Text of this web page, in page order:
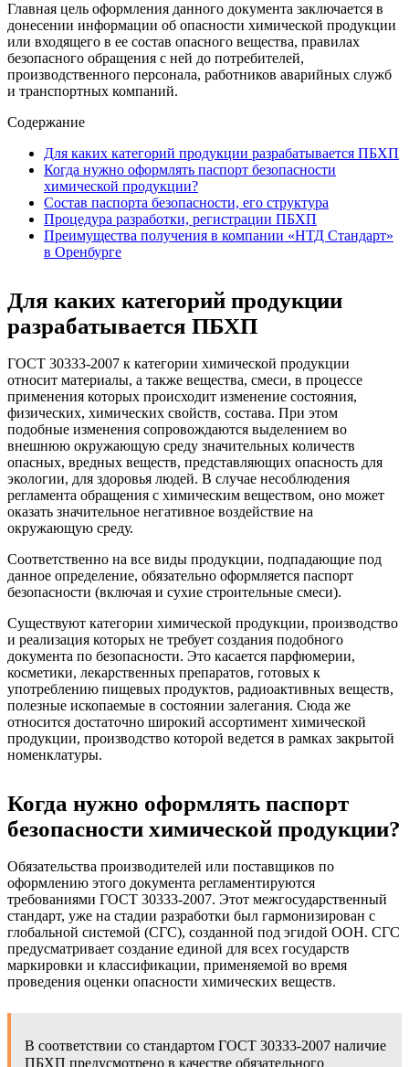
Главная цель оформления данного документа заключается в
донесении информации об опасности химической продукции
или входящего в ее состав опасного вещества, правилах
безопасного обращения с ней до потребителей,
производственного персонала, работников аварийных служб
и транспортных компаний.
Содержание
Для каких категорий продукции разрабатывается ПБХП
Когда нужно оформлять паспорт безопасности
химической продукции?
Состав паспорта безопасности, его структура
Процедура разработки, регистрации ПБХП
Преимущества получения в компании «НТД Стандарт»
в Оренбурге
Для каких категорий продукции
разрабатывается ПБХП
ГОСТ 30333-2007 к категории химической продукции
относит материалы, а также вещества, смеси, в процессе
применения которых происходит изменение состояния,
физических, химических свойств, состава. При этом
подобные изменения сопровождаются выделением во
внешнюю окружающую среду значительных количеств
опасных, вредных веществ, представляющих опасность для
экологии, для здоровья людей. В случае несоблюдения
регламента обращения с химическим веществом, оно может
оказать значительное негативное воздействие на
окружающую среду.
Соответственно на все виды продукции, подпадающие под
данное определение, обязательно оформляется паспорт
безопасности (включая и сухие строительные смеси).
Существуют категории химической продукции, производство
и реализация которых не требует создания подобного
документа по безопасности. Это касается парфюмерии,
косметики, лекарственных препаратов, готовых к
употреблению пищевых продуктов, радиоактивных веществ,
полезные ископаемые в состоянии залегания. Сюда же
относится достаточно широкий ассортимент химической
продукции, производство которой ведется в рамках закрытой
номенклатуры.
Когда нужно оформлять паспорт
безопасности химической продукции?
Обязательства производителей или поставщиков по
оформлению этого документа регламентируются
требованиями ГОСТ 30333-2007. Этот межгосударственный
стандарт, уже на стадии разработки был гармонизирован с
глобальной системой (СГС), созданной под эгидой ООН. СГС
предусматривает создание единой для всех государств
маркировки и классификации, применяемой во время
проведения оценки опасности химических веществ.
В соответствии со стандартом ГОСТ 30333-2007 наличие
ПБХП предусмотрено в качестве обязательного